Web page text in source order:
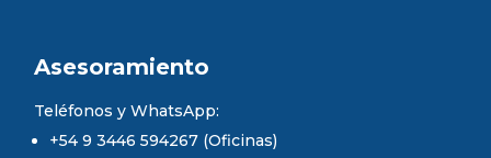
Asesoramiento
Teléfonos y WhatsApp:
+54 9 3446 594267 (Oficinas)